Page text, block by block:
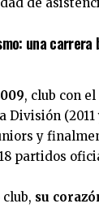
una carrera
, club con
División (2011
y
partidos
su